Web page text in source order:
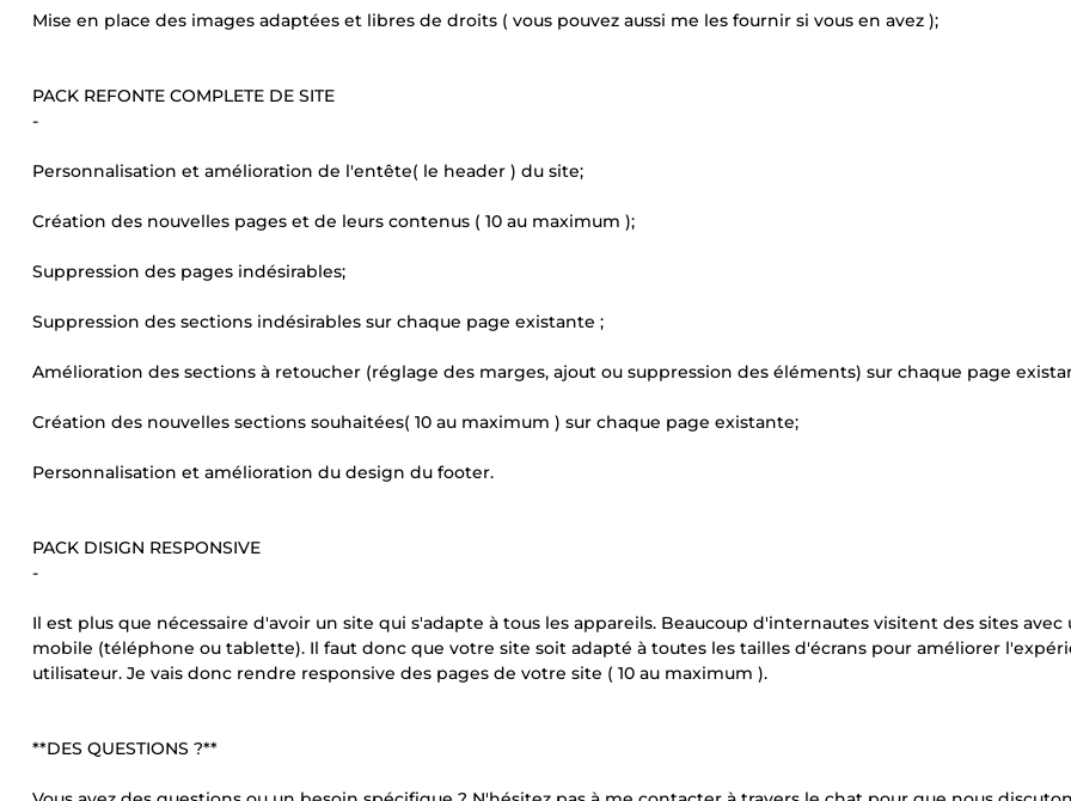
Mise en place des images adaptées et libres de droits ( vous pouvez aussi me les fournir si vous en avez );
PACK REFONTE COMPLETE DE SITE
-
Personnalisation et amélioration de l'entête( le header ) du site;
Création des nouvelles pages et de leurs contenus ( 10 au maximum );
Suppression des pages indésirables;
Suppression des sections indésirables sur chaque page existante ;
Amélioration des sections à retoucher (réglage des marges, ajout ou suppression des éléments) sur chaque page
Création des nouvelles sections souhaitées( 10 au maximum ) sur chaque page existante;
Personnalisation et amélioration du design du footer.
PACK DISIGN RESPONSIVE
-
Il est plus que nécessaire d'avoir un site qui s'adapte à tous les appareils. Beaucoup d'internautes visitent des sites avec
mobile (téléphone ou tablette). Il faut donc que votre site soit adapté à toutes les tailles d'écrans pour améliorer
utilisateur. Je vais donc rendre responsive des pages de votre site ( 10 au maximum ).
**DES QUESTIONS ?**